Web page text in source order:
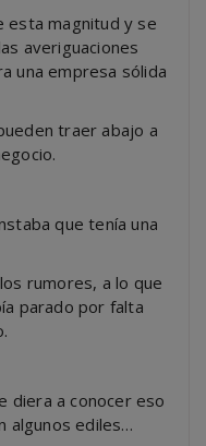
esta magnitud y se
averiguaciones
una empresa sólida
traer abajo a
que tenía una
rumores, a lo que
parado por falta
diera a conocer eso
algunos ediles…